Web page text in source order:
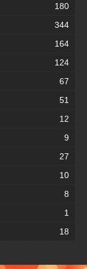
180
344
164
124
67
51
12
9
27
10
8
1
18